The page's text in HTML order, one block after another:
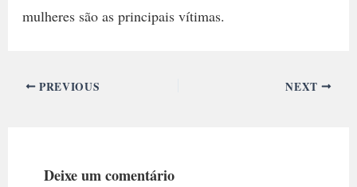
mulheres são as principais vítimas.
PREVIOUS NEXT
Deixe um comentário